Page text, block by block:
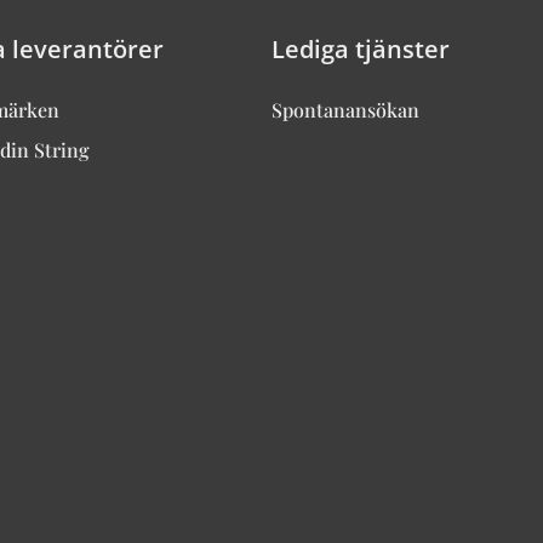
leverantörer
String
Lediga tjänster
Spontanansökan